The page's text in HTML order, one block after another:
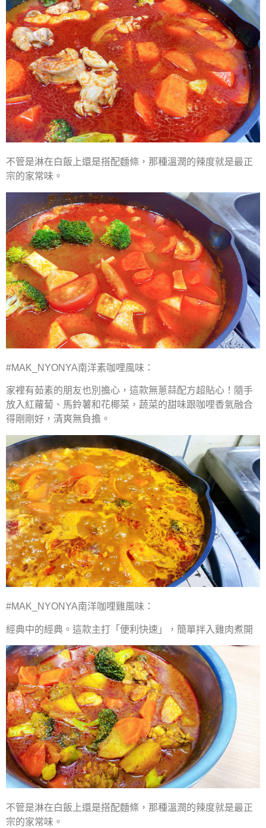
不管是淋在白飯上還是搭配麵條，那種溫潤的辣度就是最正
宗的家常味。
#MAK_NYONYA南洋素咖哩風味：
家裡有茹素的朋友也別擔心，這款無蔥蒜配方超貼心！隨手
放入紅蘿蔔、馬鈴薯和花椰菜，蔬菜的甜味跟咖哩香氣融合
得剛剛好，清爽無負擔。
#MAK_NYONYA南洋咖哩雞風味：
經典中的經典。這款主打「便利快速」，簡單拌入雞肉煮開
不管是淋在白飯上還是搭配麵條，那種溫潤的辣度就是最正
宗的家常味。